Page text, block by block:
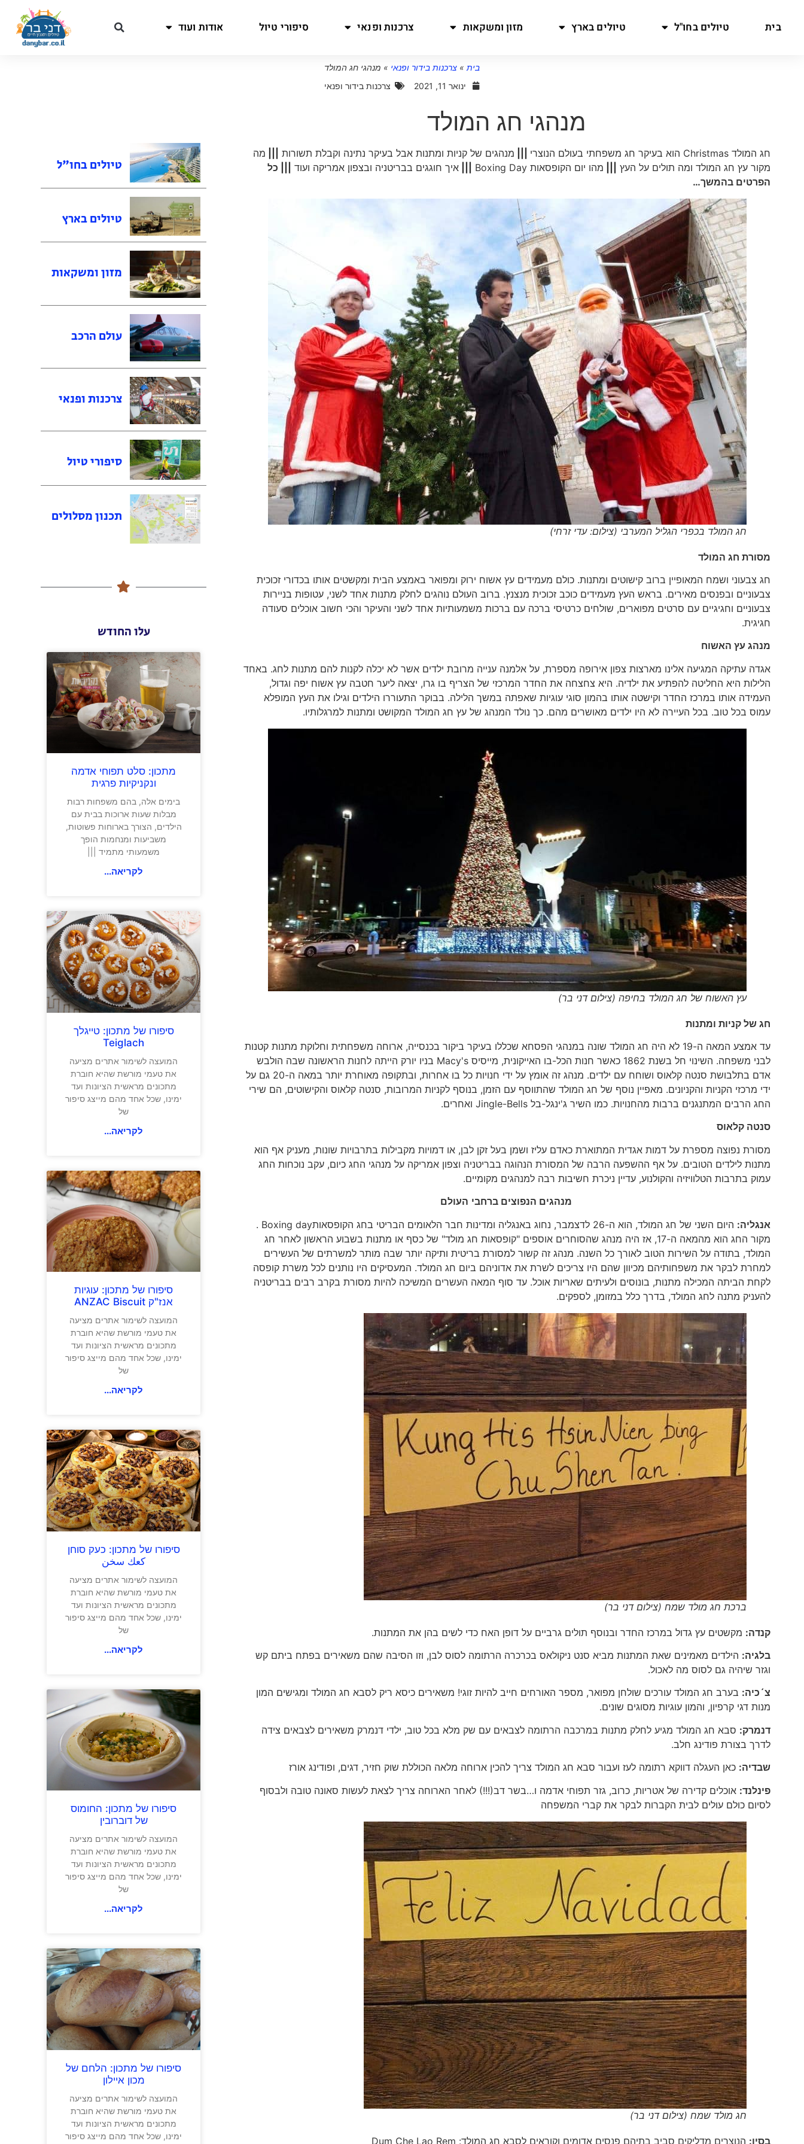
בית טיולים בחו"ל טיולים בארץ מזון ומשקאות צרכנות ופנאי סיפורי טיול אודות ועוד
בית » צרכנות בידור ופנאי » מנהגי חג המולד
ינואר 11, 2021
צרכנות בידור ופנאי
מנהגי חג המולד
חג המולד Christmas הוא בעיקר חג משפחתי בעולם הנוצרי מנהגים של קניות ומתנות אבל בעיקר נתינה וקבלת תשורות
מה
מקור עץ חג המולד ומה תולים על העץ
מהו יום הקופסאות Boxing Day |||איך חוגגים בבריטניה ובצפון אמריקה ועוד
||| כל
הפרטים בהמשך…
חג המולד בכפרי הגליל המערבי (צילום: עדי זרחי)
מסורת חג המולד
חג צבעוני ושמח המאופיין ברוב קישוטים ומתנות. כולם מעמידים עץ אשוח ירוק ומפואר באמצע הבית ומקשטים אותו בכדורי זכוכית
צבעוניים ובפנסים מאירים. בראש העץ מעמידים כוכב זכוכית מנצנץ. ברוב העולם נוהגים לחלק מתנות אחד לשני, עטופות בניירות
צבעוניים וחגיגיים עם סרטים מפוארים, שולחים כרטיסי ברכה עם ברכות משמעותיות אחד לשני והעיקר והכי חשוב אוכלים סעודה
חגיגית.
מנהג עץ האשוח
אגדה עתיקה המגיעה אלינו מארצות צפון אירופה מספרת, על אלמנה ענייה מרובת ילדים אשר לא יכלה לקנות להם מתנות לחג. באחד
הלילות היא החליטה להפתיע את ילדיה. היא צחצחה את החדר המרכזי של הצריף בו גרו, יצאה ליער חטבה עץ אשוח יפה וגדול,
העמידה אותו במרכז החדר וקישטה אותו בהמון סוגי עוגיות שאפתה במשך הלילה. בבוקר התעוררו הילדים וגילו את העץ המופלא
עמוס בכל טוב. בכל העיירה לא היו ילדים מאושרים מהם. כך נולד המנהג של עץ חג המולד המקושט ומתנות למרגלותיו.
עץ האשוח של חג המולד בחיפה (צילום דני בר)
חג של קניות ומתנות
עד אמצע המאה ה-19 לא היה חג המולד שונה במנהגי הפסחא שכללו בעיקר ביקור בכנסייה, ארוחה משפחתית וחלוקת מתנות קטנות
לבני משפחה. השינוי חל בשנת 1862 כאשר חנות הכל-בו האייקונית, מייסיס Macy's בניו יורק הייתה לחנות הראשונה שבה הולבש
אדם בתלבושת סנטה קלאוס ושוחח עם ילדים. מנהג זה אומץ על ידי חנויות כל בו אחרות, ובתקופה מאוחרת יותר במאה ה-20 גם על
ידי מרכזי הקניות והקניונים. מאפיין נוסף של חג המולד שהתווסף עם הזמן, בנוסף לקניות המרובות, סנטה קלאוס והקישוטים, הם שירי
החג הרבים המתנגנים ברבות מהחנויות. כמו השיר ג'ינגל-בל Jingle-Bells ואחרים.
סנטה קלאוס
מסורת נפוצה מספרת על דמות אגדית המתוארת כאדם עליז ושמן בעל זקן לבן, או דמויות מקבילות בתרבויות שונות, מעניק אף הוא
מתנות לילדים הטובים. על אף ההשפעה הרבה של המסורת הנהוגה בבריטניה וצפון אמריקה על מנהגי החג כיום, עקב נוכחות החג
עמוק בתרבות הטלוויזיה והקולנוע, עדיין ניכרת חשיבות רבה למנהגים מקומיים.
מנהגים הנפוצים ברחבי העולם
אנגליה:
היום השני של חג המולד, הוא ה-26 לדצמבר, נחוג באנגליה ומדינות חבר הלאומים הבריטי בחג הקופסאותBoxing day .
מקור החג הוא מהמאה ה-17, אז היה מנהג שהסוחרים אוספים "קופסאות חג מולד" של כסף או מתנות בשבוע הראשון לאחר חג
המולד, בתודה על השירות הטוב לאורך כל השנה. מנהג זה קשור למסורת בריטית ותיקה יותר שבה מותר למשרתים של העשירים
למחרת לבקר את משפחותיהם מכיוון שהם היו צריכים לשרת את אדוניהם ביום חג המולד. המעסיקים היו נותנים לכל משרת קופסה
לקחת הביתה המכילה מתנות, בונוסים ולעיתים שאריות אוכל. עד סוף המאה העשרים המשיכה להיות מסורת בקרב רבים בבריטניה
להעניק מתנה לחג המולד, בדרך כלל במזומן, לספקים.
ברכת חג מולד שמח (צילום דני בר)
קנדה: מקשטים עץ גדול במרכז החדר ובנוסף תולים גרביים על דופן האח כדי לשים בהן את המתנות.
בלגיה: הילדים מאמינים שאת המתנות מביא סנט ניקולאס בכרכרה הרתומה לסוס לבן, וזו הסיבה שהם משאירים בפתח ביתם קש
וגזר שיהיה גם לסוס מה לאכול.
צ´כיה: בערב חג המולד עורכים שולחן מפואר, מספר האורחים חייב להיות זוגי! משאירים כיסא ריק לסבא חג המולד ומגישים המון
מנות דגי קרפיון, והמון עוגיות מסוגים שונים.
דנמרק: סבא חג המולד מגיע לחלק מתנות במרכבה הרתומה לצבאים עם שק מלא בכל טוב, ילדי דנמרק משאירים לצבאים צידה
לדרך בצורת פודינג חלב.
שבדיה: כאן העגלה דווקא רתומה לעז ועבור סבא חג המולד צריך להכין ארוחה מלאה הכוללת שוק חזיר, דגים, ופודינג אורז
פינלנד: אוכלים קדירה של אטריות, כרוב, גזר תפוחי אדמה ו…בשר דב(!!!) לאחר הארוחה צריך לצאת לעשות סאונה טובה ולבסוף
לסיום כולם עולים לבית הקברות לבקר את קברי המשפחה
חג מולד שמח (צילום דני בר)
בסין: הנוצרים מדליקים סביב בתיהם פנסים אדומים וקוראים לסבא חג המולד: Dum Che Lao Rem
טיולים בחו"ל
טיולים בארץ
מזון ומשקאות
עולם הרכב
צרכנות ופנאי
סיפורי טיול
תכנון מסלולים
עלו החודש
מתכון: סלט תפוחי אדמה
ונקניקיות פרגית
בימים אלה, בהם משפחות רבות
מבלות שעות ארוכות בבית עם
הילדים, הצורך בארוחות פשוטות,
משביעות ומנחמות הופך
משמעותי מתמיד |||
לקריאה...
סיפורו של מתכון: טייגלך
Teiglach
המועצה לשימור אתרים מציעה
את טעמי מורשת שהיא חוברת
מתכונים מראשית הציונות ועד
ימינו, שכל אחד מהם מייצג סיפור
של
לקריאה...
סיפורו של מתכון: עוגיות
אנז"ק ANZAC Biscuit
המועצה לשימור אתרים מציעה
את טעמי מורשת שהיא חוברת
מתכונים מראשית הציונות ועד
ימינו, שכל אחד מהם מייצג סיפור
של
לקריאה...
סיפורו של מתכון: כעק סוחן
كعك سخن
המועצה לשימור אתרים מציעה
את טעמי מורשת שהיא חוברת
מתכונים מראשית הציונות ועד
ימינו, שכל אחד מהם מייצג סיפור
של
לקריאה...
סיפורו של מתכון: החומוס
של דוברובין
המועצה לשימור אתרים מציעה
את טעמי מורשת שהיא חוברת
מתכונים מראשית הציונות ועד
ימינו, שכל אחד מהם מייצג סיפור
של
לקריאה...
סיפורו של מתכון: הלחם של
מכון איילון
המועצה לשימור אתרים מציעה
את טעמי מורשת שהיא חוברת
מתכונים מראשית הציונות ועד
ימינו, שכל אחד מהם מייצג סיפור